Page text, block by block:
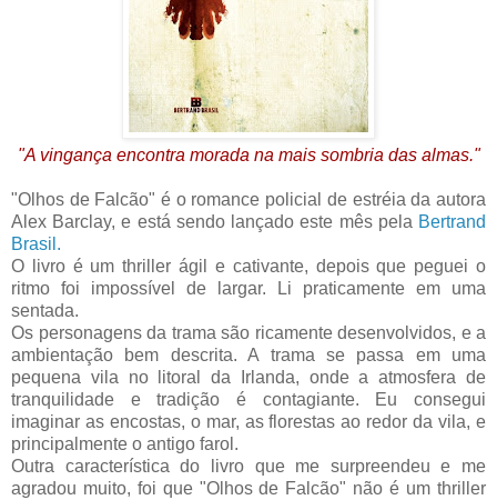
"A vingança encontra morada na mais sombria das almas."
"Olhos de Falcão" é o romance policial de estréia da autora
Alex Barclay, e está sendo lançado este mês pela Bertrand
Brasil.
O livro é um thriller ágil e cativante, depois que peguei o
ritmo foi impossível de largar. Li praticamente em uma
sentada.
Os personagens da trama são ricamente desenvolvidos, e a
ambientação bem descrita. A trama se passa em uma
pequena vila no litoral da Irlanda, onde a atmosfera de
tranquilidade e tradição é contagiante. Eu consegui
imaginar as encostas, o mar, as florestas ao redor da vila, e
principalmente o antigo farol.
Outra característica do livro que me surpreendeu e me
agradou muito, foi que "Olhos de Falcão" não é um thriller